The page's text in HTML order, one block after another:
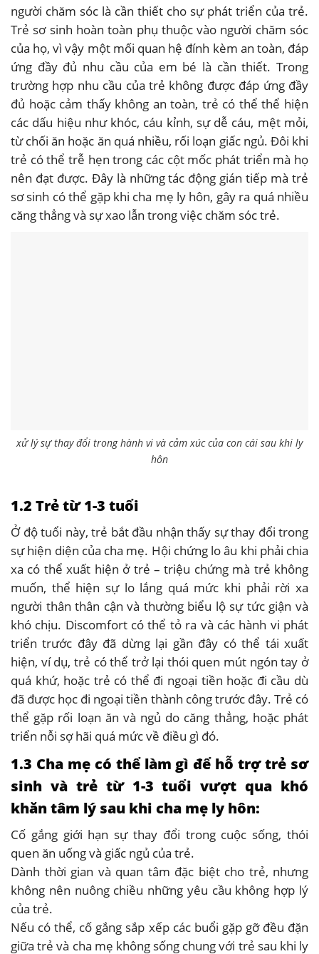
người chăm sóc là cần thiết cho sự phát triển của trẻ.
Trẻ sơ sinh hoàn toàn phụ thuộc vào người chăm sóc
của họ, vì vậy một mối quan hệ đính kèm an toàn, đáp
ứng đầy đủ nhu cầu của em bé là cần thiết. Trong
trường hợp nhu cầu của trẻ không được đáp ứng đầy
đủ hoặc cảm thấy không an toàn, trẻ có thể thể hiện
các dấu hiệu như khóc, cáu kỉnh, sự dễ cáu, mệt mỏi,
từ chối ăn hoặc ăn quá nhiều, rối loạn giấc ngủ. Đôi khi
trẻ có thể trễ hẹn trong các cột mốc phát triển mà họ
nên đạt được. Đây là những tác động gián tiếp mà trẻ
sơ sinh có thể gặp khi cha mẹ ly hôn, gây ra quá nhiều
căng thẳng và sự xao lẫn trong việc chăm sóc trẻ.
xử lý sự thay đổi trong hành vi và cảm xúc của con cái sau khi ly
hôn
1.2 Trẻ từ 1-3 tuổi
Ở độ tuổi này, trẻ bắt đầu nhận thấy sự thay đổi trong
sự hiện diện của cha mẹ. Hội chứng lo âu khi phải chia
xa có thể xuất hiện ở trẻ – triệu chứng mà trẻ không
muốn, thể hiện sự lo lắng quá mức khi phải rời xa
người thân thân cận và thường biểu lộ sự tức giận và
khó chịu. Discomfort có thể tỏ ra và các hành vi phát
triển trước đây đã dừng lại gần đây có thể tái xuất
hiện, ví dụ, trẻ có thể trở lại thói quen mút ngón tay ở
quá khứ, hoặc trẻ có thể đi ngoại tiền hoặc đi cầu dù
đã được học đi ngoại tiền thành công trước đây. Trẻ có
thể gặp rối loạn ăn và ngủ do căng thẳng, hoặc phát
triển nỗi sợ hãi quá mức về điều gì đó.
1.3 Cha mẹ có thể làm gì để hỗ trợ trẻ sơ
sinh và trẻ từ 1-3 tuổi vượt qua khó
khăn tâm lý sau khi cha mẹ ly hôn:
Cố gắng giới hạn sự thay đổi trong cuộc sống, thói
quen ăn uống và giấc ngủ của trẻ.
Dành thời gian và quan tâm đặc biệt cho trẻ, nhưng
không nên nuông chiều những yêu cầu không hợp lý
của trẻ.
Nếu có thể, cố gắng sắp xếp các buổi gặp gỡ đều đặn
giữa trẻ và cha mẹ không sống chung với trẻ sau khi ly